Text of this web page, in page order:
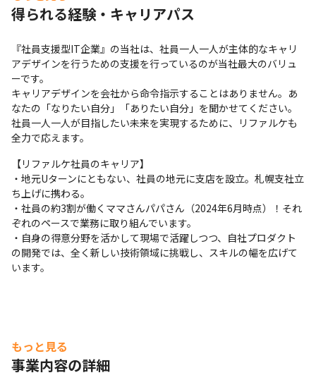
＜募集背景＞
当社は設立から5期連続黒字を達成、コロナ禍という社会
情勢の中でも力強く、右肩上がりで成長を続けている企業
です（2024年6月実績）。直近5年の売上を比較したとき
に17倍の成長を達成しました（2024年6月現在）。
7期以降もさらなる事業拡大を見込んでいるため、経験者
の大規模採用を行ってまいります。
Windows
Linux
支給PC
現場で選択可能（Windows/Mac）
得られる経験・キャリアパス
『社員支援型IT企業』の当社は、社員一人一人が主体的なキャリ
アデザインを行うための支援を行っているのが当社最大のバリュ
ーです。
キャリアデザインを会社から命令指示することはありません。あ
なたの「なりたい自分」「ありたい自分」を聞かせてください。
社員一人一人が目指したい未来を実現するために、リファルケも
全力で応えます。
【リファルケ社員のキャリア】
・地元Uターンにともない、社員の地元に支店を設立。札幌支社立
ち上げに携わる。
・社員の約3割が働くママさんパパさん（2024年6月時点）！それ
ぞれのペースで業務に取り組んでいます。
・自身の得意分野を活かして現場で活躍しつつ、自社プロダクト
の開発では、全く新しい技術領域に挑戦し、スキルの幅を広げて
います。
もっと見る
事業内容の詳細